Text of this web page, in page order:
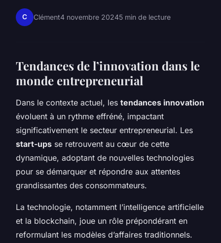
C Clément4 novembre 20245 min de lecture
Tendances de l’innovation dans le
monde entrepreneurial
Dans le contexte actuel, les tendances innovation
évoluent à un rythme effréné, impactant
significativement le secteur entrepreneurial. Les
start-ups se retrouvent au cœur de cette
dynamique, adoptant de nouvelles technologies
pour se démarquer et répondre aux attentes
grandissantes des consommateurs.
La technologie, notamment l’intelligence artificielle
et la blockchain, joue un rôle prépondérant en
reformulant les modèles d’affaires traditionnels.